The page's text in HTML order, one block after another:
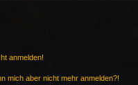
anmelden!
mich aber nicht mehr anmelden?!